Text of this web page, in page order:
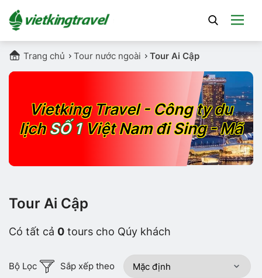
Trang chủ Tour nước ngoài Tour Ai Cập
Vietking Travel - Công ty du
lịchSỐ 1Việt Nam đi Sing - Mã
Tour Ai Cập
Có tất cả 0 tours cho Qúy khách
Bộ Lọc Sắp xếp theo